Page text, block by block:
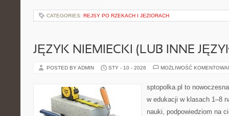
CATEGORIES: REJSY PO RZEKACH I JEZIORACH
JĘZYK NIEMIECKI (LUB INNE
POSTED BY ADMIN STY - 10 - 2026 MOŻLIWOŚĆ
sptopolka.pl to
w edukacji w klasach 1–8
nauki, podpowiedziom na